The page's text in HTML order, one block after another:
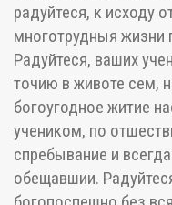
радуйтеся, к исходу
многотрудныя жизни
Радуйтеся, ваших
точию в животе сем,
богоугодное житие
учеником, по
спребывание и
обещавшии.